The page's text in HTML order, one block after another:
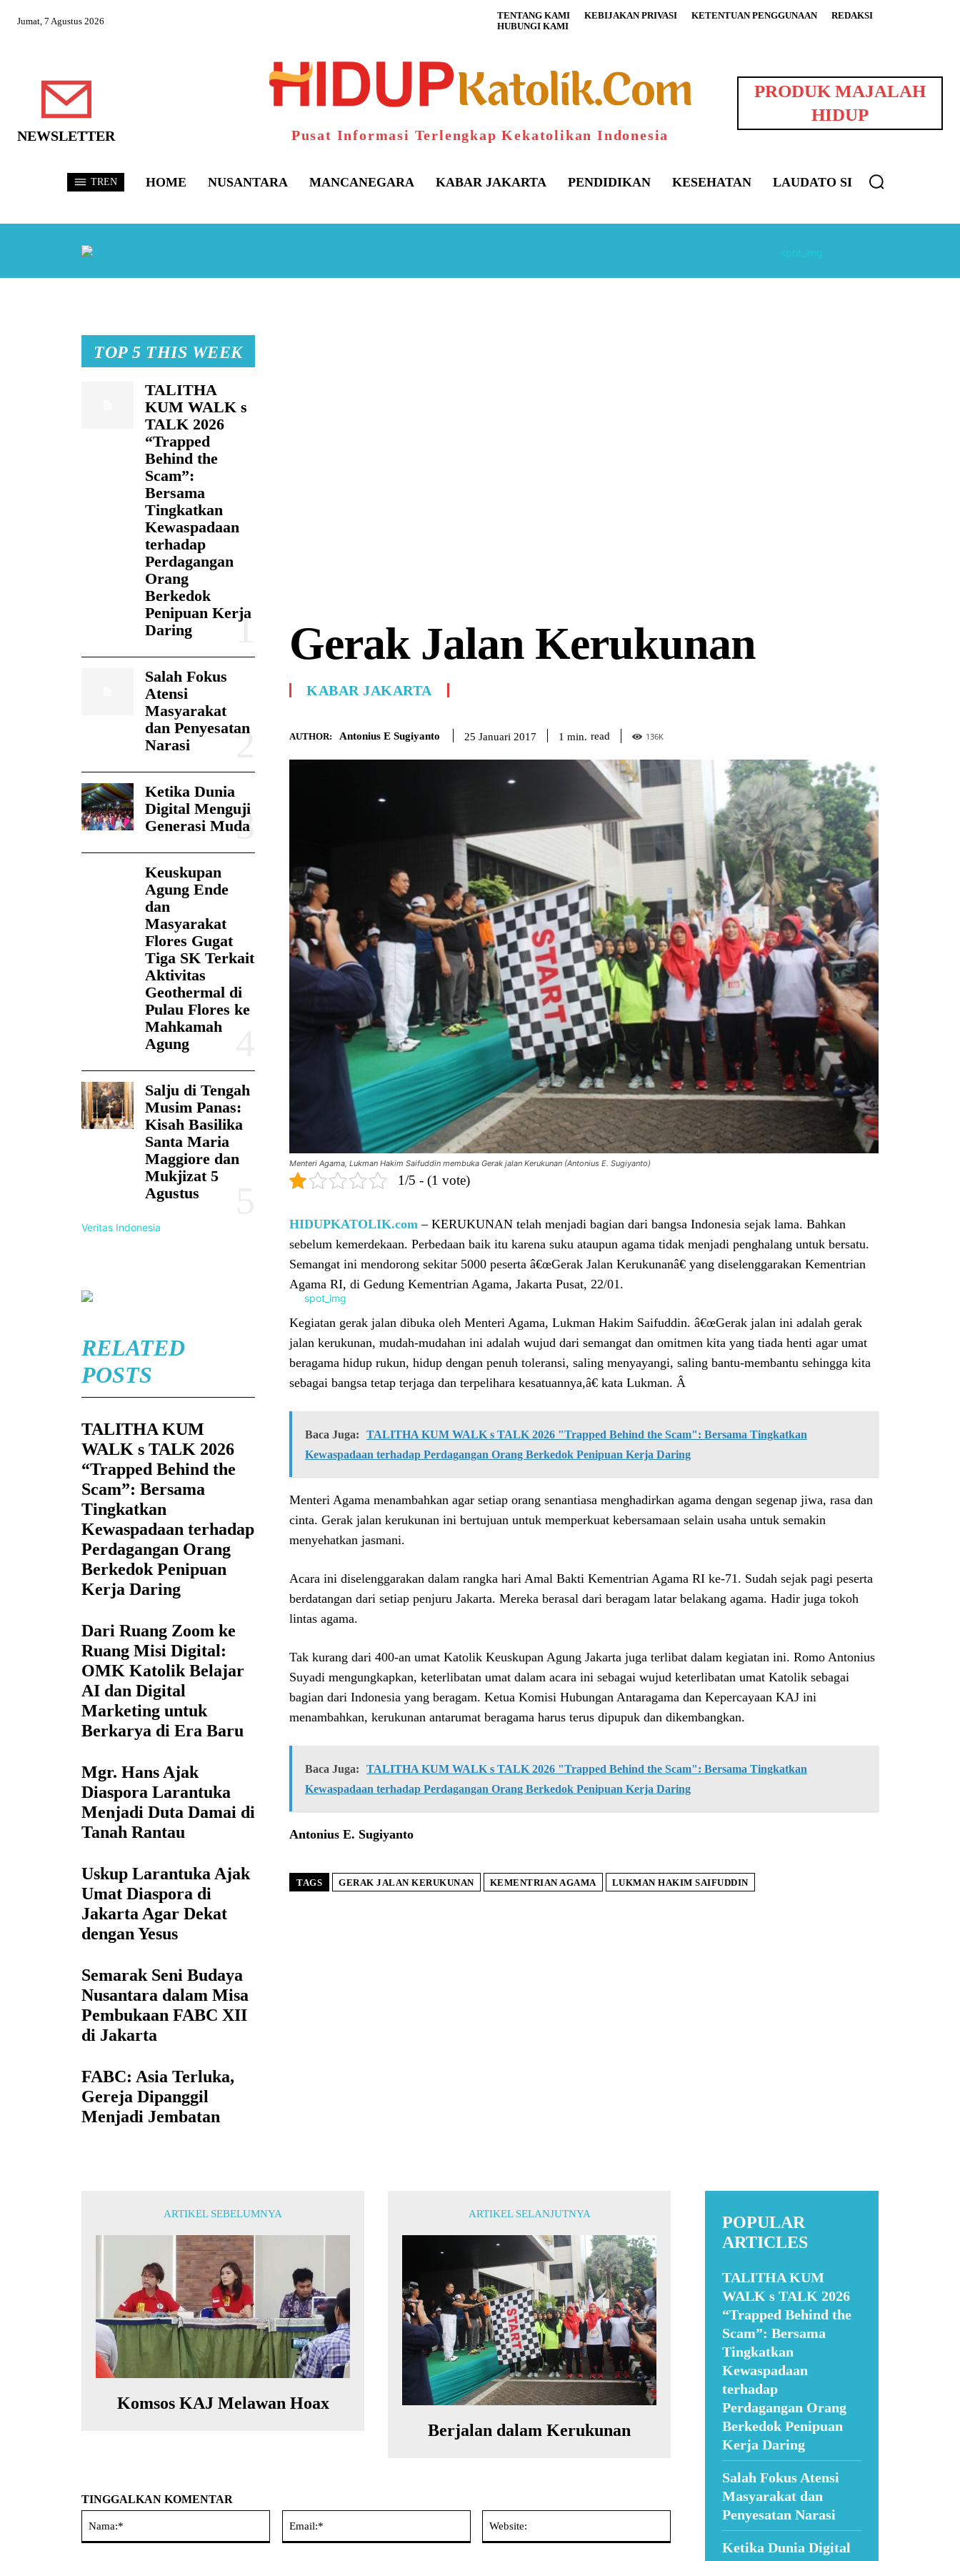
Jumat, 7 Agustus 2026 TENTANG KAMI KEBIJAKAN PRIVASI KETENTUAN PENGGUNAAN
REDAKSI
HUBUNGI KAMI
NEWSLETTER Pusat Informasi Terlengkap Kekatolikan Indonesia
PRODUK MAJALAH
HIDUP
TREN HOME NUSANTARA MANCANEGARA KABAR JAKARTA PENDIDIKAN KESEHATAN LAUDATO SI
TOP 5 THIS WEEK
TALITHA
KUM WALK s
TALK 2026
“Trapped
Behind the
Scam”:
Bersama
Tingkatkan
Kewaspadaan
terhadap
Perdagangan
Orang
Berkedok
Penipuan Kerja
Daring
Salah Fokus
Atensi
Masyarakat
dan Penyesatan
Narasi
Ketika Dunia
Digital Menguji
Generasi Muda
Keuskupan
Agung Ende
dan
Masyarakat
Flores Gugat
Tiga SK Terkait
Aktivitas
Geothermal di
Pulau Flores ke
Mahkamah
Agung
Salju di Tengah
Musim Panas:
Kisah Basilika
Santa Maria
Maggiore dan
Mukjizat 5
Agustus
Veritas Indonesia
RELATED
POSTS
TALITHA KUM
WALK s TALK 2026
“Trapped Behind the
Scam”: Bersama
Tingkatkan
Kewaspadaan terhadap
Perdagangan Orang
Berkedok Penipuan
Kerja Daring
Dari Ruang Zoom ke
Ruang Misi Digital:
OMK Katolik Belajar
AI dan Digital
Marketing untuk
Berkarya di Era Baru
Mgr. Hans Ajak
Diaspora Larantuka
Menjadi Duta Damai di
Tanah Rantau
Uskup Larantuka Ajak
Umat Diaspora di
Jakarta Agar Dekat
dengan Yesus
Semarak Seni Budaya
Nusantara dalam Misa
Pembukaan FABC XII
di Jakarta
FABC: Asia Terluka,
Gereja Dipanggil
Menjadi Jembatan
Gerak Jalan Kerukunan
KABAR JAKARTA
AUTHOR: Antonius E Sugiyanto 25 Januari 2017 1 min. read 136K
Menteri Agama, Lukman Hakim Saifuddin membuka Gerak jalan Kerukunan (Antonius E. Sugiyanto)
1/5 - (1 vote)
HIDUPKATOLIK.com – KERUKUNAN telah menjadi bagian dari bangsa Indonesia sejak lama. Bahkan
sebelum kemerdekaan. Perbedaan baik itu karena suku ataupun agama tidak menjadi penghalang untuk bersatu.
Semangat ini mendorong sekitar 5000 peserta â€œGerak Jalan Kerukunanâ€ yang diselenggarakan Kementrian
Agama RI, di Gedung Kementrian Agama, Jakarta Pusat, 22/01.
Kegiatan gerak jalan dibuka oleh Menteri Agama, Lukman Hakim Saifuddin. â€œGerak jalan ini adalah gerak
jalan kerukunan, mudah-mudahan ini adalah wujud dari semangat dan omitmen kita yang tiada henti agar umat
beragama hidup rukun, hidup dengan penuh toleransi, saling menyayangi, saling bantu-membantu sehingga kita
sebagai bangsa tetap terjaga dan terpelihara kesatuannya,â€ kata Lukman. Â
Baca Juga:
TALITHA KUM WALK s TALK 2026 "Trapped Behind the Scam": Bersama Tingkatkan
Kewaspadaan terhadap Perdagangan Orang Berkedok Penipuan Kerja Daring
Menteri Agama menambahkan agar setiap orang senantiasa menghadirkan agama dengan segenap jiwa, rasa dan
cinta. Gerak jalan kerukunan ini bertujuan untuk memperkuat kebersamaan selain usaha untuk semakin
menyehatkan jasmani.
Acara ini diselenggarakan dalam rangka hari Amal Bakti Kementrian Agama RI ke-71. Sudah sejak pagi peserta
berdatangan dari setiap penjuru Jakarta. Mereka berasal dari beragam latar belakang agama. Hadir juga tokoh
lintas agama.
Tak kurang dari 400-an umat Katolik Keuskupan Agung Jakarta juga terlibat dalam kegiatan ini. Romo Antonius
Suyadi mengungkapkan, keterlibatan umat dalam acara ini sebagai wujud keterlibatan umat Katolik sebagai
bagian dari Indonesia yang beragam. Ketua Komisi Hubungan Antaragama dan Kepercayaan KAJ ini
menambahkan, kerukunan antarumat beragama harus terus dipupuk dan dikembangkan.
Baca Juga:
TALITHA KUM WALK s TALK 2026 "Trapped Behind the Scam": Bersama Tingkatkan
Kewaspadaan terhadap Perdagangan Orang Berkedok Penipuan Kerja Daring
Antonius E. Sugiyanto
TAGS GERAK JALAN KERUKUNAN KEMENTRIAN AGAMA LUKMAN HAKIM SAIFUDDIN
ARTIKEL SEBELUMNYA
Komsos KAJ Melawan Hoax
ARTIKEL SELANJUTNYA
Berjalan dalam Kerukunan
TINGGALKAN KOMENTAR
POPULAR
ARTICLES
TALITHA KUM
WALK s TALK 2026
“Trapped Behind the
Scam”: Bersama
Tingkatkan
Kewaspadaan
terhadap
Perdagangan Orang
Berkedok Penipuan
Kerja Daring
Salah Fokus Atensi
Masyarakat dan
Penyesatan Narasi
Ketika Dunia Digital